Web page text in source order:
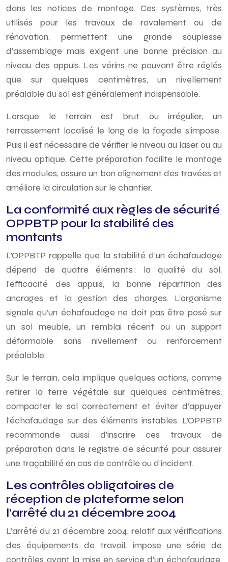
dans les notices de montage. Ces systèmes, très
utilisés pour les travaux de ravalement ou de
rénovation, permettent une grande souplesse
d’assemblage mais exigent une bonne précision au
niveau des appuis. Les vérins ne pouvant être réglés
que sur quelques centimètres, un nivellement
préalable du sol est généralement indispensable.
Lorsque le terrain est brut ou irrégulier, un
terrassement localisé le long de la façade s’impose .
Puis il est nécessaire de vérifier le niveau au laser ou au
niveau optique. Cette préparation facilite le montage
des modules, assure un bon alignement des travées et
améliore la circulation sur le chantier.
La conformité aux règles de sécurité
OPPBTP pour la stabilité des
montants
L’OPPBTP rappelle que la stabilité d’un échafaudage
dépend de quatre éléments : la qualité du sol,
l’efficacité des appuis, la bonne répartition des
ancrages et la gestion des charges. L’organisme
signale qu’un échafaudage ne doit pas être posé sur
un sol meuble, un remblai récent ou un support
déformable sans nivellement ou renforcement
préalable.
Sur le terrain, cela implique quelques actions, comme
retirer la terre végétale sur quelques centimètres,
compacter le sol correctement et éviter d’appuyer
l’échafaudage sur des éléments instables. L’OPPBTP
recommande aussi d’inscrire ces travaux de
préparation dans le registre de sécurité pour assurer
une traçabilité en cas de contrôle ou d’incident.
Les contrôles obligatoires de
réception de plateforme selon
l’arrêté du 21 décembre 2004
L’arrêté du 21 décembre 2004, relatif aux vérifications
des équipements de travail, impose une série de
contrôles avant la mise en service d’un échafaudage.